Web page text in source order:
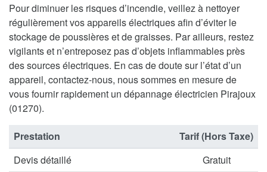
Pour diminuer les risques d’incendie, veillez à nettoyer
régulièrement vos appareils électriques afin d’éviter le
stockage de poussières et de graisses. Par ailleurs, restez
vigilants et n’entreposez pas d’objets inflammables près
des sources électriques. En cas de doute sur l’état d’un
appareil, contactez-nous, nous sommes en mesure de
vous fournir rapidement un dépannage électricien Pirajoux
(01270).
Prestation
Tarif (Hors Taxe)
Devis détaillé
Gratuit